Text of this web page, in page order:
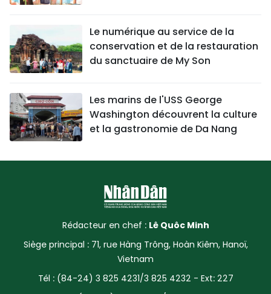
Le numérique au service de la
conservation et de la restauration
du sanctuaire de My Son
Les marins de l'USS George
Washington découvrent la culture
et la gastronomie de Da Nang
Rédacteur en chef : Lê Quôc Minh
Siège principal : 71, rue Hàng Trông, Hoàn Kiêm, Hanoï,
Vietnam
Tél : (84-24) 3 825 4231/3 825 4232 - Ext: 227